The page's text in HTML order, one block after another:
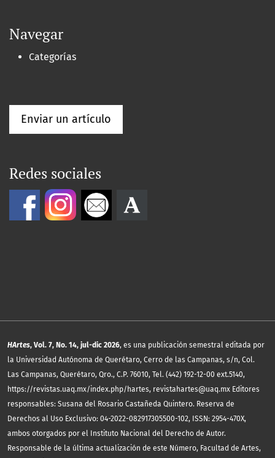
Navegar
Categorías
Enviar un artículo
Redes sociales
HArtes, Vol. 7, No. 14, jul-dic 2026, es una publicación semestral editada por
la Universidad Autónoma de Querétaro, Cerro de las Campanas, s/n, Col.
Las Campanas, Querétaro, Qro., C.P. 76010, Tel. (442) 192-12-00 ext.5140,
https://revistas.uaq.mx/index.php/hartes, revistahartes@uaq.mx Editores
responsables: Susana del Rosario Castañeda Quintero. Reserva de
Derechos al Uso Exclusivo: 04-2022-082917305500-102, ISSN: 2954-470X,
ambos otorgados por el Instituto Nacional del Derecho de Autor.
Responsable de la última actualización de este Número, Facultad de Artes,